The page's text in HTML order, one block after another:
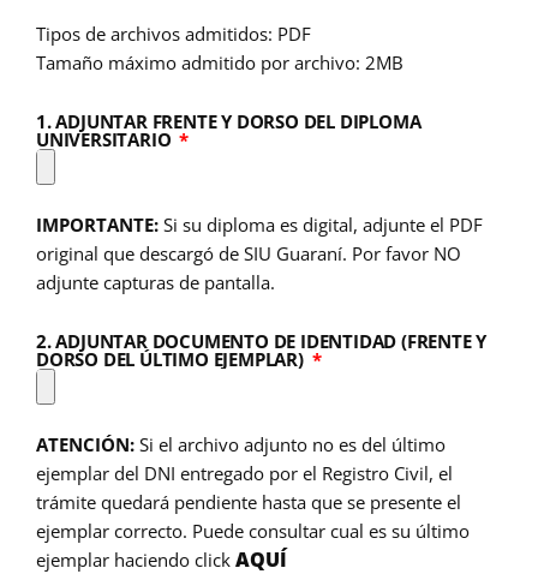
Tipos de archivos admitidos: PDF
Tamaño máximo admitido por archivo: 2MB
1. ADJUNTAR FRENTE Y DORSO DEL DIPLOMA
UNIVERSITARIO
IMPORTANTE: Si su diploma es digital, adjunte el PDF
original que descargó de SIU Guaraní. Por favor NO
adjunte capturas de pantalla.
2. ADJUNTAR DOCUMENTO DE IDENTIDAD (FRENTE Y
DORSO DEL ÚLTIMO EJEMPLAR)
ATENCIÓN: Si el archivo adjunto no es del último
ejemplar del DNI entregado por el Registro Civil, el
trámite quedará pendiente hasta que se presente el
ejemplar correcto. Puede consultar cual es su último
ejemplar haciendo click AQUÍ